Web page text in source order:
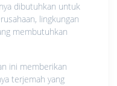
dibutuhkan untuk
lingkungan
membutuhkan
ini memberikan
terjemah yang